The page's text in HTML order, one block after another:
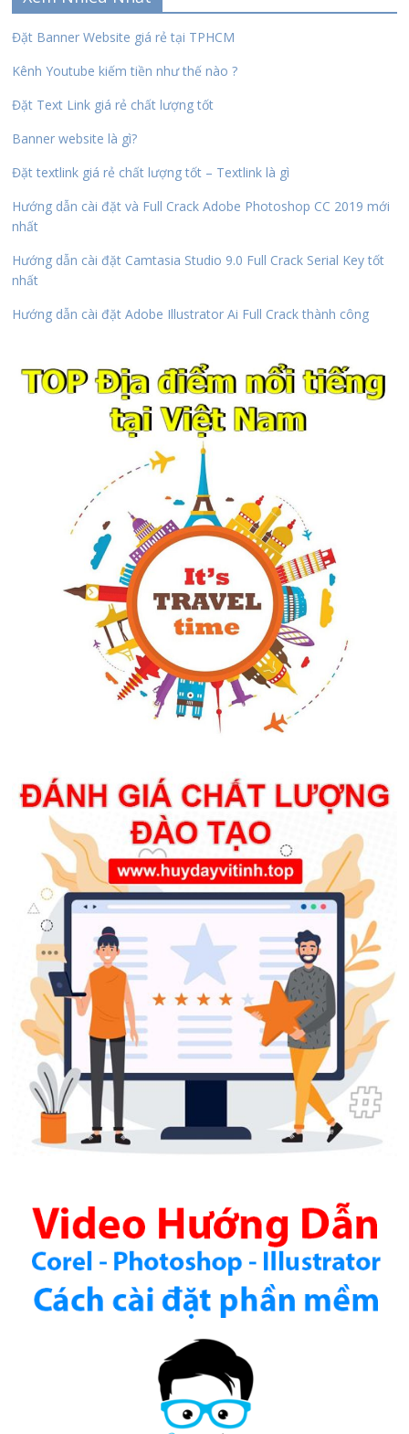
Đặt Banner Website giá rẻ tại TPHCM
Kênh Youtube kiếm tiền như thế nào ?
Đặt Text Link giá rẻ chất lượng tốt
Banner website là gì?
Đặt textlink giá rẻ chất lượng tốt – Textlink là gì
Hướng dẫn cài đặt và Full Crack Adobe Photoshop CC 2019 mới
nhất
Hướng dẫn cài đặt Camtasia Studio 9.0 Full Crack Serial Key tốt
nhất
Hướng dẫn cài đặt Adobe Illustrator Ai Full Crack thành công